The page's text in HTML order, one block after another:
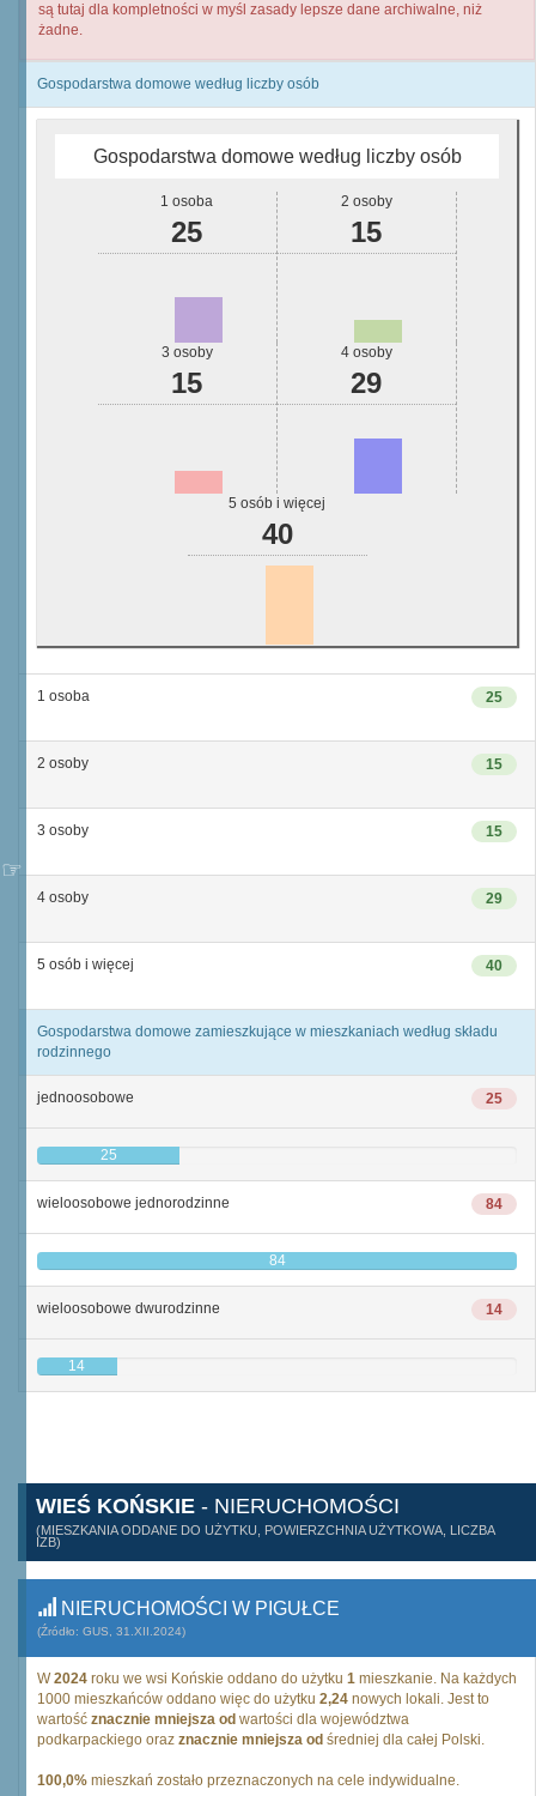
są tutaj dla kompletności w myśl zasady lepsze dane archiwalne, niż
żadne.
Gospodarstwa domowe według liczby osób
Gospodarstwa domowe według liczby osób
1 osoba
25
2 osoby
15
3 osoby
15
4 osoby
29
5 osób i więcej
40
25
1 osoba
15
2 osoby
15
3 osoby
29
4 osoby
40
5 osób i więcej
Gospodarstwa domowe zamieszkujące w mieszkaniach według składu
rodzinnego
25
jednoosobowe
25
84
wieloosobowe jednorodzinne
84
14
wieloosobowe dwurodzinne
14
WIEŚ KOŃSKIE - NIERUCHOMOŚCI
(MIESZKANIA ODDANE DO UŻYTKU, POWIERZCHNIA UŻYTKOWA, LICZBA
IZB)
NIERUCHOMOŚCI W PIGUŁCE
(Źródło: GUS, 31.XII.2024)
W2024 roku we wsi Końskie oddano do użytku 1 mieszkanie. Na każdych
1000 mieszkańców oddano więc do użytku 2,24 nowych lokali. Jest to
wartość znacznie mniejsza od wartości dla województwa
podkarpackiego oraz znacznie mniejsza od średniej dla całej Polski.
100,0% mieszkań zostało przeznaczonych na cele indywidualne.